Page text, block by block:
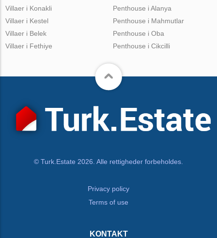
Villaer i Konakli
Villaer i Kestel
Villaer i Belek
Villaer i Fethiye
Penthouse i Alanya
Penthouse i Mahmutlar
Penthouse i Oba
Penthouse i Cikcilli
© Turk.Estate 2026. Alle rettigheder forbeholdes.
Privacy policy
Terms of use
KONTAKT